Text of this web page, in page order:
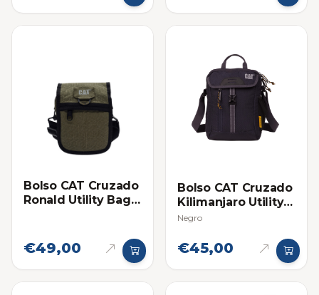
Bolso CAT Cruzado
Ronald Utility Bag
€49,00
Bolso CAT Cruzado
Kilimanjaro Utility
Bag
Negro
€45,00